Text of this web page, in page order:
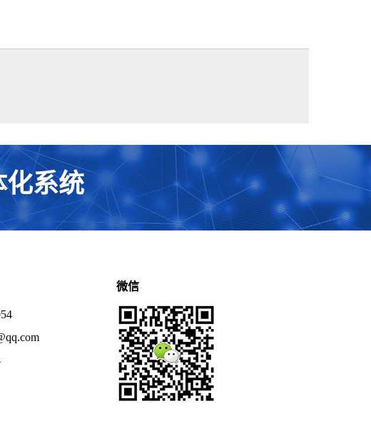
化系统
微信